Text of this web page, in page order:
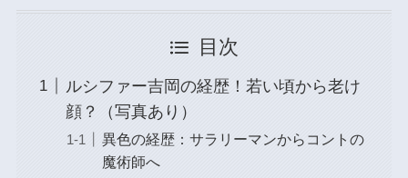
目次
ルシファー吉岡の経歴！若い頃から老け
顔？（写真あり）
異色の経歴：サラリーマンからコントの
魔術師へ